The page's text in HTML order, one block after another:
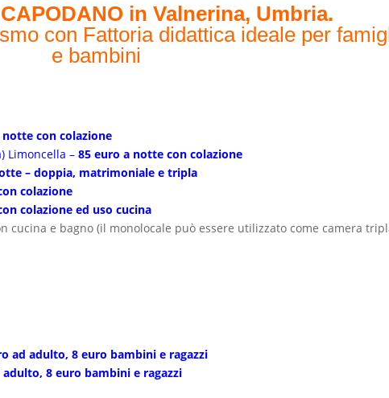
in Valnerina, Umbria.
con Fattoria didattica ideale per
e bambini
notte con colazione
Limoncella – 85 euro a notte con colazione
– doppia, matrimoniale e tripla
colazione
colazione ed uso cucina
cucina e bagno (il monolocale può essere utilizzato come camera
ad adulto, 8 euro bambini e ragazzi
8 euro bambini e ragazzi